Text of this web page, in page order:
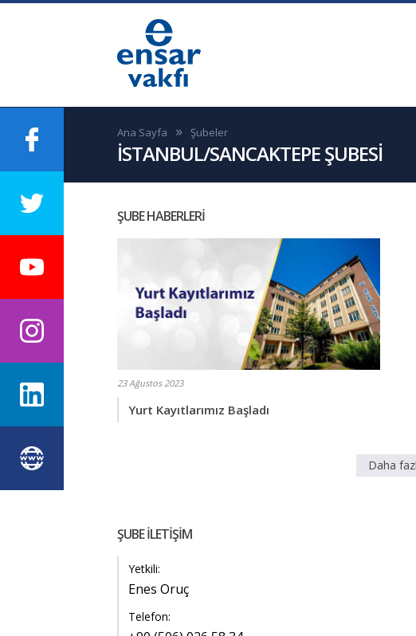
Ana Sayfa Şubeler
İSTANBUL/SANCAKTEPE ŞUBESİ
ŞUBE HABERLERİ
23 Ağustos 2023
Yurt Kayıtlarımız Başladı
Daha
ŞUBE İLETİŞİM
Yetkili:
Enes Oruç
Telefon: